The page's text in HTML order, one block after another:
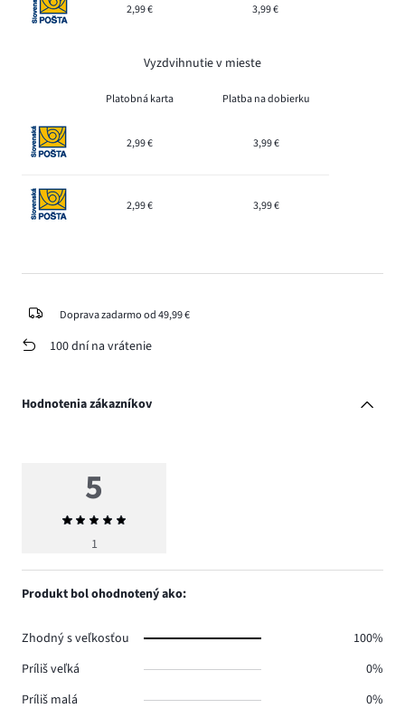
2,99 € 3,99 €
Vyzdvihnutie v mieste
Platobná karta Platba na dobierku
2,99 € 3,99 €
2,99 € 3,99 €
Doprava zadarmo od 49,99 €
100 dní na vrátenie
Hodnotenia zákazníkov
5
Priemerné
hodnotenie
1
Produkt bol ohodnotený ako:
Zhodný s veľkosťou
100%
Príliš veľká
0%
Príliš malá
0%